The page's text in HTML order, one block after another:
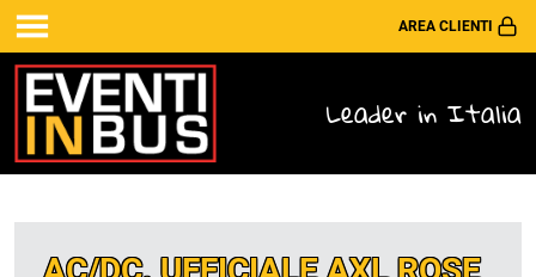
AREA CLIENTI
Leader in Italia